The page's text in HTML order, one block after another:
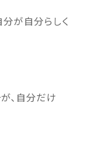
分が自分らしく
、自分だけ